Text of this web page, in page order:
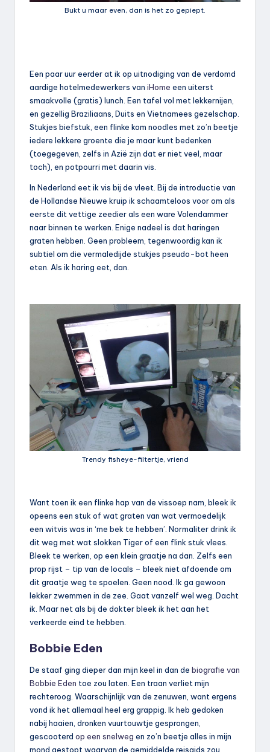
Bukt u maar even, dan is het zo gepiept.
Een paar uur eerder at ik op uitnodiging van de verdomd
aardige hotelmedewerkers van iHome een uiterst
smaakvolle (gratis) lunch. Een tafel vol met lekkernijen,
en gezellig Braziliaans, Duits en Vietnamees gezelschap.
Stukjes biefstuk, een flinke kom noodles met zo’n beetje
iedere lekkere groente die je maar kunt bedenken
(toegegeven, zelfs in Azië zijn dat er niet veel, maar
toch), en potpourri met daarin vis.
In Nederland eet ik vis bij de vleet. Bij de introductie van
de Hollandse Nieuwe kruip ik schaamteloos voor om als
eerste dit vettige zeedier als een ware Volendammer
naar binnen te werken. Enige nadeel is dat haringen
graten hebben. Geen probleem, tegenwoordig kan ik
subtiel om die vermaledijde stukjes pseudo-bot heen
eten. Als ik haring eet, dan.
Trendy fisheye-filtertje, vriend
Want toen ik een flinke hap van de vissoep nam, bleek ik
opeens een stuk of wat graten van wat vermoedelijk
een witvis was in ‘me bek te hebben’. Normaliter drink ik
dit weg met wat slokken Tiger of een flink stuk vlees.
Bleek te werken, op een klein graatje na dan. Zelfs een
prop rijst – tip van de locals – bleek niet afdoende om
dit graatje weg te spoelen. Geen nood. Ik ga gewoon
lekker zwemmen in de zee. Gaat vanzelf wel weg. Dacht
ik. Maar net als bij de dokter bleek ik het aan het
verkeerde eind te hebben.
Bobbie Eden
De staaf ging dieper dan mijn keel in dan de biografie van
Bobbie Eden toe zou laten. Een traan verliet mijn
rechteroog. Waarschijnlijk van de zenuwen, want ergens
vond ik het allemaal heel erg grappig. Ik heb gedoken
nabij haaien, dronken vuurtouwtje gesprongen,
gescooterd op een snelweg en zo’n beetje alles in mijn
mond gestopt waarvan de gemiddelde reisgids zou